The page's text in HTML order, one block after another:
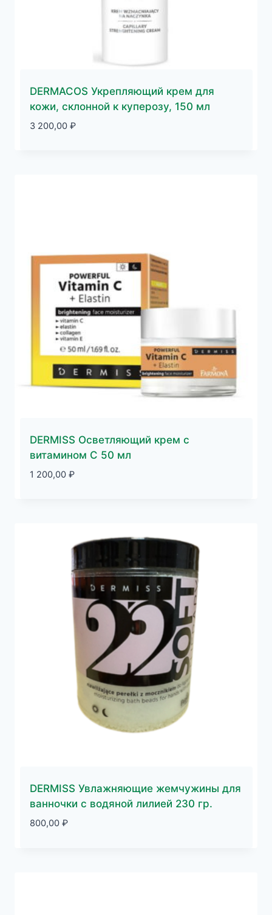
DERMACOS Укрепляющий крем для
кожи, склонной к куперозу, 150 мл
3 200,00 ₽
DERMISS Осветляющий крем с
витамином С 50 мл
1 200,00 ₽
DERMISS Увлажняющие жемчужины для
ванночки с водяной лилией 230 гр.
800,00 ₽